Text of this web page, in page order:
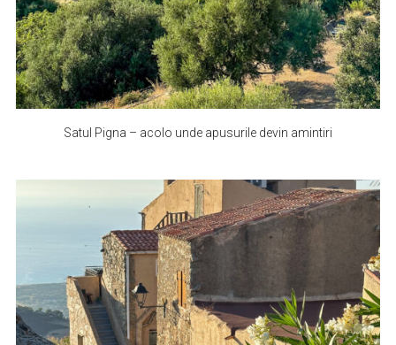
Satul Pigna – acolo unde apusurile devin amintiri